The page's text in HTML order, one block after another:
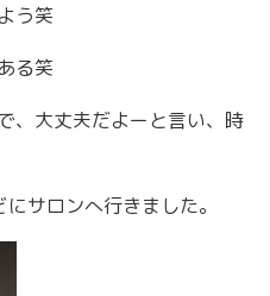
う笑
る笑
、大丈夫だよーと言い、時
サロンへ行きました。